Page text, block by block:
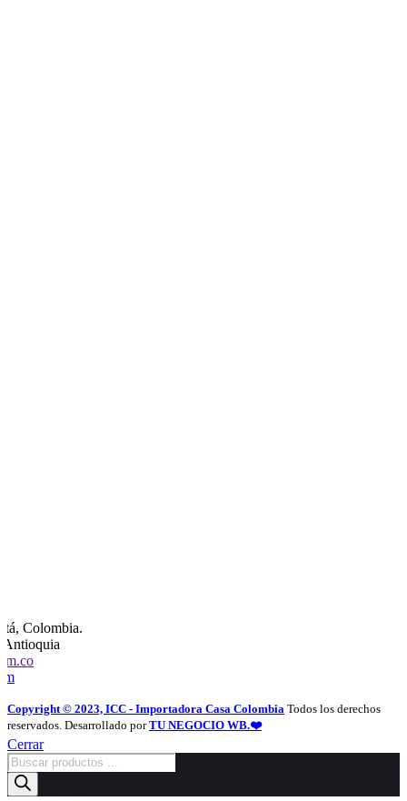
Colombia.
Antioquia
Copyright © 2023, ICC - Importadora Casa Colombia Todos los derechos
reservados. Desarrollado porTU NEGOCIO WB.❤️
Cerrar
Búsqueda
de
productos